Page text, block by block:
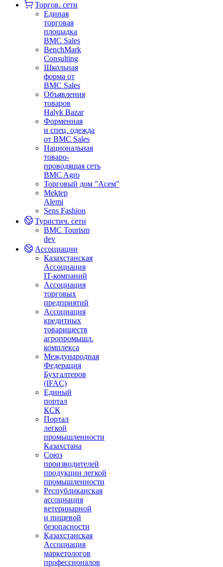
Торгов. сети
Единая
торговая
площадка
BMC Sales
BenchMark
Consulting
Школьная
форма от
BMC Sales
Объявления
товаров
Halyk Bazar
Форменная
и спец. одежда
от BMC Sales
Национальная
товаро-
проводящая сеть
BMC Agro
Торговый дом "Асем"
Mektep
Alemi
Sens Fashion
Туристич. сети
BMC Tourism
dev
Ассоциации
Казахстанская
Ассоциация
IT-компаний
Ассоциация
торговых
предприятий
Ассоциация
кредитных
товариществ
агропромышл.
комплекса
Международная
Федерация
Бухгалтеров
(IFAC)
Единый
портал
КСК
Портал
легкой
промышленности
Казахстана
Союз
производителей
продукции легкой
промышленности
Республиканская
ассоциация
ветеринарной
и пищевой
безопасности
Казахстанская
Ассоциация
маркетологов
профессионалов